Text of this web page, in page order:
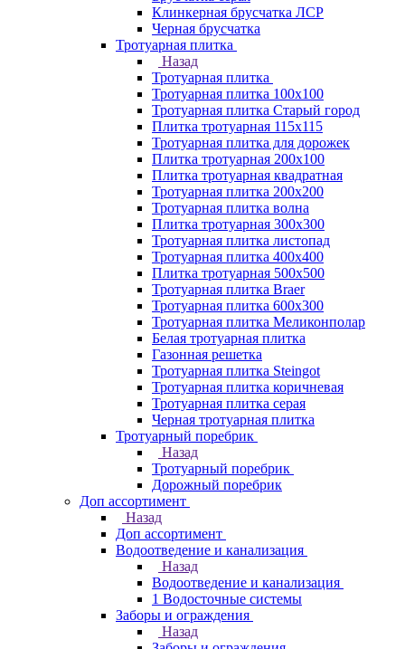
Клинкерная брусчатка ЛСР
Черная брусчатка
Тротуарная плитка
Назад
Тротуарная плитка
Тротуарная плитка 100x100
Тротуарная плитка Старый город
Плитка тротуарная 115x115
Тротуарная плитка для дорожек
Плитка тротуарная 200х100
Плитка тротуарная квадратная
Тротуарная плитка 200х200
Тротуарная плитка волна
Плитка тротуарная 300х300
Тротуарная плитка листопад
Тротуарная плитка 400х400
Плитка тротуарная 500x500
Тротуарная плитка Braer
Тротуарная плитка 600х300
Тротуарная плитка Меликонполар
Белая тротуарная плитка
Газонная решетка
Тротуарная плитка Steingot
Тротуарная плитка коричневая
Тротуарная плитка серая
Черная тротуарная плитка
Тротуарный поребрик
Назад
Тротуарный поребрик
Дорожный поребрик
Доп ассортимент
Назад
Доп ассортимент
Водоотведение и канализация
Назад
Водоотведение и канализация
1 Водосточные системы
Заборы и ограждения
Назад